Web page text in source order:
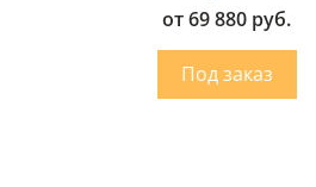
от 69 880 руб.